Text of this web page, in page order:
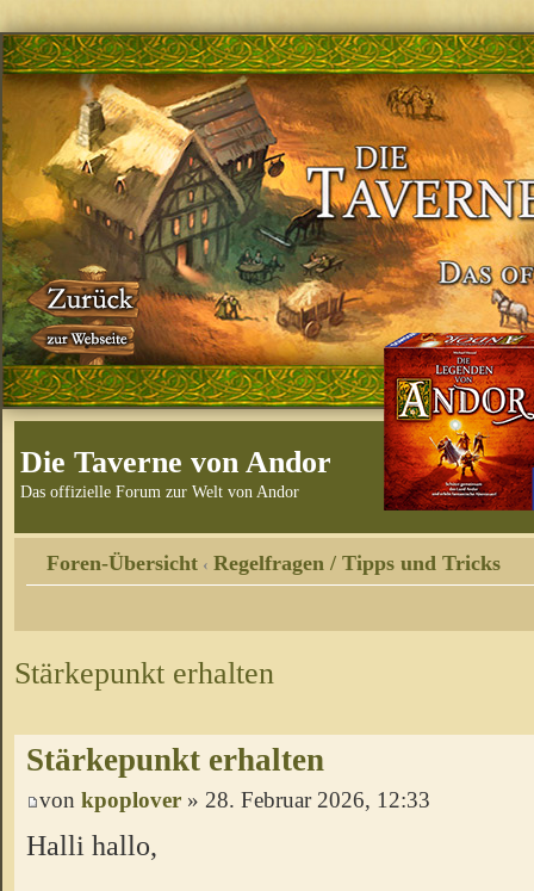
Die Taverne von Andor
Das offizielle Forum zur Welt von Andor
Foren-Übersicht ‹ Regelfragen / Tipps und Tricks
Stärkepunkt erhalten
Stärkepunkt erhalten
von kpoplover » 28. Februar 2026, 12:33
Halli hallo,